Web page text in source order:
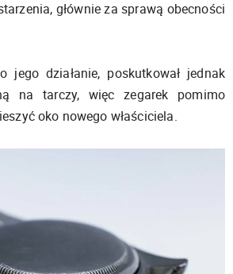
głównie za sprawą obecności
jego działanie, poskutkował jednak
na tarczy, więc zegarek pomimo
oko nowego właściciela.